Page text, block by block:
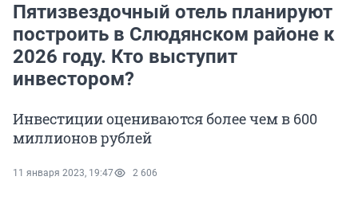
Пятизвездочный отель планируют
построить в Слюдянском районе к
2026 году. Кто выступит
инвестором?
Инвестиции оцениваются более чем в 600
миллионов рублей
11 января 2023, 19:47 2 606